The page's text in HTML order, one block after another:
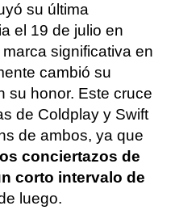
su última
el 19 de julio en
significativa en
cambió su
su honor. Este cruce
de Coldplay y Swift
de ambos, ya que
conciertazos de
corto intervalo de
luego.